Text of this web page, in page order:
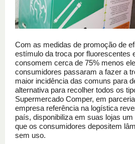
Com as medidas de promoção de
estímulo da troca por fluorescentes
consomem cerca de 75% menos
consumidores passaram a fazer a
maior incidência das comuns para
alternativa para recolher todos os
Supermercado Comper, em
empresa referência na logística
país, disponibiliza em suas lojas
que os consumidores depositem
sem uso.